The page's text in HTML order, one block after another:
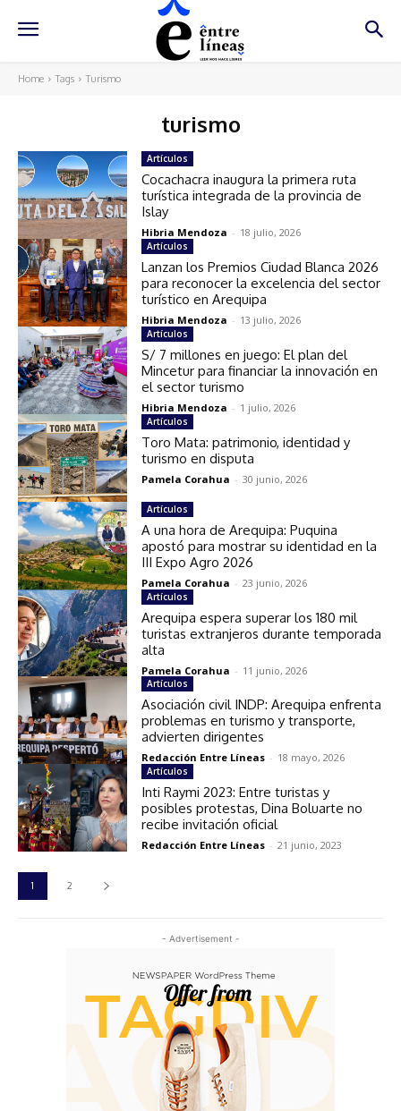
Home Tags Turismo
turismo
- Advertisement -
Artículos
Cocachacra inaugura la primera ruta
turística integrada de la provincia de
Islay
Hibria Mendoza - 18 julio, 2026
Artículos
Lanzan los Premios Ciudad Blanca 2026
para reconocer la excelencia del sector
turístico en Arequipa
Hibria Mendoza - 13 julio, 2026
Artículos
S/ 7 millones en juego: El plan del
Mincetur para financiar la innovación en
el sector turismo
Hibria Mendoza - 1 julio, 2026
Artículos
Toro Mata: patrimonio, identidad y
turismo en disputa
Pamela Corahua - 30 junio, 2026
Artículos
A una hora de Arequipa: Puquina
apostó para mostrar su identidad en la
III Expo Agro 2026
Pamela Corahua - 23 junio, 2026
Artículos
Arequipa espera superar los 180 mil
turistas extranjeros durante temporada
alta
Pamela Corahua - 11 junio, 2026
Artículos
Asociación civil INDP: Arequipa enfrenta
problemas en turismo y transporte,
advierten dirigentes
Redacción Entre Líneas - 18 mayo, 2026
Artículos
Inti Raymi 2023: Entre turistas y
posibles protestas, Dina Boluarte no
recibe invitación oficial
Redacción Entre Líneas - 21 junio, 2023
1 2